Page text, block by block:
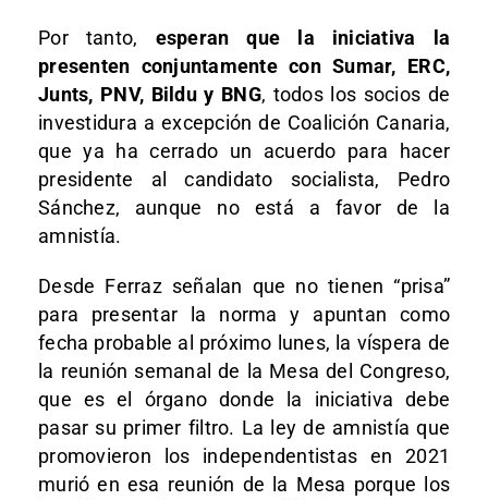
Por tanto, esperan que la iniciativa la
presenten conjuntamente con Sumar, ERC,
Junts, PNV, Bildu y BNG, todos los socios de
investidura a excepción de Coalición Canaria,
que ya ha cerrado un acuerdo para hacer
presidente al candidato socialista, Pedro
Sánchez, aunque no está a favor de la
amnistía.
Desde Ferraz señalan que no tienen “prisa”
para presentar la norma y apuntan como
fecha probable al próximo lunes, la víspera de
la reunión semanal de la Mesa del Congreso,
que es el órgano donde la iniciativa debe
pasar su primer filtro. La ley de amnistía que
promovieron los independentistas en 2021
murió en esa reunión de la Mesa porque los